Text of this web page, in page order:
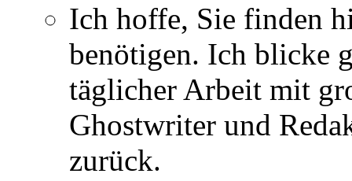
Ich hoffe, Sie finden
benötigen. Ich blicke
täglicher Arbeit mit
Ghostwriter und
zurück.